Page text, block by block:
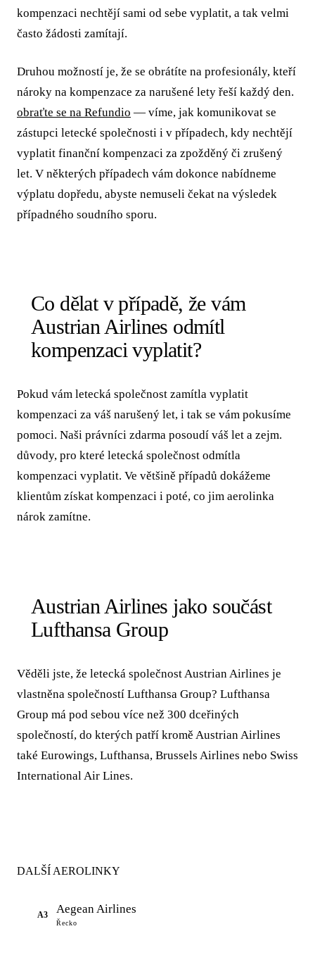
kompenzaci nechtějí sami od sebe vyplatit, a tak velmi
často žádosti zamítají.
Druhou možností je, že se obrátíte na profesionály, kteří
nároky na kompenzace za narušené lety řeší každý den.
obraťte se na Refundio — víme, jak komunikovat se
zástupci letecké společnosti i v případech, kdy nechtějí
vyplatit finanční kompenzaci za zpožděný či zrušený
let. V některých případech vám dokonce nabídneme
výplatu dopředu, abyste nemuseli čekat na výsledek
případného soudního sporu.
Co dělat v případě, že vám
Austrian Airlines odmítl
kompenzaci vyplatit?
Pokud vám letecká společnost zamítla vyplatit
kompenzaci za váš narušený let, i tak se vám pokusíme
pomoci. Naši právníci zdarma posoudí váš let a zejm.
důvody, pro které letecká společnost odmítla
kompenzaci vyplatit. Ve většině případů dokážeme
klientům získat kompenzaci i poté, co jim aerolinka
nárok zamítne.
Austrian Airlines jako součást
Lufthansa Group
Věděli jste, že letecká společnost Austrian Airlines je
vlastněna společností Lufthansa Group? Lufthansa
Group má pod sebou více než 300 dceřiných
společností, do kterých patří kromě Austrian Airlines
také Eurowings, Lufthansa, Brussels Airlines nebo Swiss
International Air Lines.
DALŠÍ AEROLINKY
A3 Aegean Airlines
Řecko